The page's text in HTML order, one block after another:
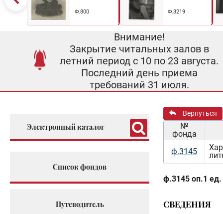
Ф.800 Ф.3219
Внимание!
Закрытие читальных залов в
летний период с 10 по 23 августа.
Последний день приема
требований 31 июля.
Электронный каталог
Список фондов
Путеводитель
Вернуться
№
фонда
ф.3145
ф.3145 оп.1 ед.
СВЕДЕНИЯ